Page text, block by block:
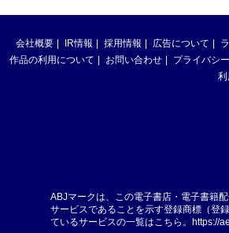
会社概要 IR情報 採用情報 広告について
作品の利用について
お問い合わせ プライバシ
ABJマークは、この電子書店・電子書籍
サービスであることを示す登録商標（登
ているサービスの一覧はこちら。 https://